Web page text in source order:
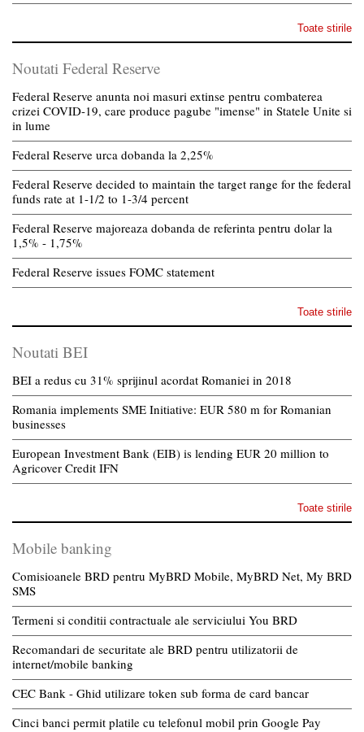
Toate stirile
Noutati Federal Reserve
Federal Reserve anunta noi masuri extinse pentru combaterea
crizei COVID-19, care produce pagube "imense" in Statele Unite si
in lume
Federal Reserve urca dobanda la 2,25%
Federal Reserve decided to maintain the target range for the federal
funds rate at 1-1/2 to 1-3/4 percent
Federal Reserve majoreaza dobanda de referinta pentru dolar la
1,5% - 1,75%
Federal Reserve issues FOMC statement
Toate stirile
Noutati BEI
BEI a redus cu 31% sprijinul acordat Romaniei in 2018
Romania implements SME Initiative: EUR 580 m for Romanian
businesses
European Investment Bank (EIB) is lending EUR 20 million to
Agricover Credit IFN
Toate stirile
Mobile banking
Comisioanele BRD pentru MyBRD Mobile, MyBRD Net, My BRD
SMS
Termeni si conditii contractuale ale serviciului You BRD
Recomandari de securitate ale BRD pentru utilizatorii de
internet/mobile banking
CEC Bank - Ghid utilizare token sub forma de card bancar
Cinci banci permit platile cu telefonul mobil prin Google Pay